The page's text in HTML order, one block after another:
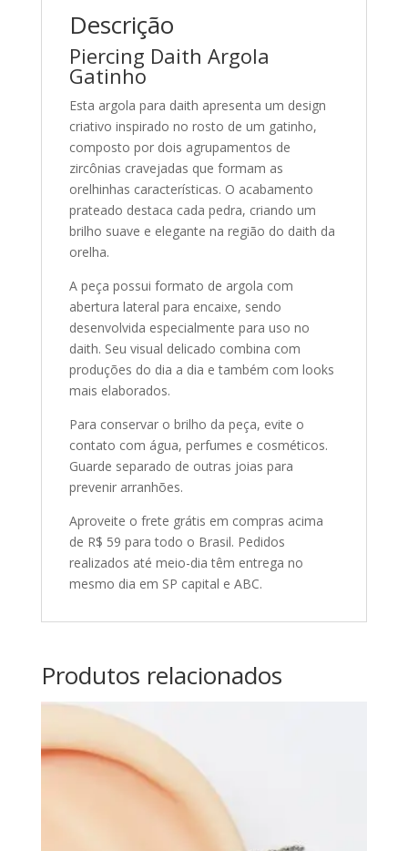
Descrição
Piercing Daith Argola
Gatinho
Esta argola para daith apresenta um design
criativo inspirado no rosto de um gatinho,
composto por dois agrupamentos de
zircônias cravejadas que formam as
orelhinhas características. O acabamento
prateado destaca cada pedra, criando um
brilho suave e elegante na região do daith da
orelha.
A peça possui formato de argola com
abertura lateral para encaixe, sendo
desenvolvida especialmente para uso no
daith. Seu visual delicado combina com
produções do dia a dia e também com looks
mais elaborados.
Para conservar o brilho da peça, evite o
contato com água, perfumes e cosméticos.
Guarde separado de outras joias para
prevenir arranhões.
Aproveite o frete grátis em compras acima
de R$ 59 para todo o Brasil. Pedidos
realizados até meio-dia têm entrega no
mesmo dia em SP capital e ABC.
Produtos relacionados